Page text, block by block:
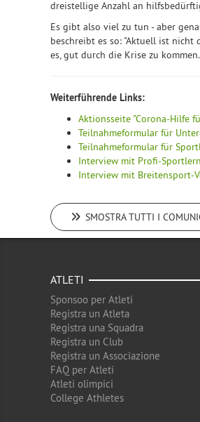
dreistellige Anzahl an
Es gibt also viel zu tun - aber
beschreibt es so: "Aktuell ist nicht
es, gut durch die Krise zu
Weiterführende Links:
Aktionsseite "Corona-Hilfe
Teilnahmeformular für
Teilnahmeformular für
Interview mit Profi-
Interview mit Breitensport-
SMOSTRA TUTTI I
ATLETI
Sponsoo per Atleti
Registra un Atleta
Registra una Squadra
Registra un Club
Registra un Associazione
FAQ per Atleti
Atleti olimpici
College Athletes